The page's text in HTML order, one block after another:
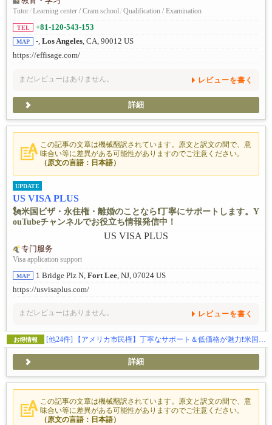
Tutor/Learning center / Cram school/Qualification / Examination
TEL +81-120-543-153
MAP -, Los Angeles, CA, 90012 US
https://effisage.com/
まだレビューはありません。 レビューを書く
詳細
この記事の文章は機械翻訳されています。原文と訳文の間で、意
味合い等に差異がある可能性がありますのでご注意ください。
（原文の言語：日本語）
UPDATE
US VISA PLUS
🗽米国ビザ・永住権・離婚のことなら❗️丁寧にサポートします。Y
ouTubeチャンネルでお役立ち情報発信中！
专门服务
Visa application support
MAP 1 Bridge Plz N, Fort Lee , NJ, 07024 US
https://usvisaplus.com/
まだレビューはありません。 レビューを書く
お得情報 [他24件] 【アメリカ市民権】丁寧なサポート＆低価格が魅力❗️米国ビザのことなら
詳細
この記事の文章は機械翻訳されています。原文と訳文の間で、意
味合い等に差異がある可能性がありますのでご注意ください。
（原文の言語：日本語）